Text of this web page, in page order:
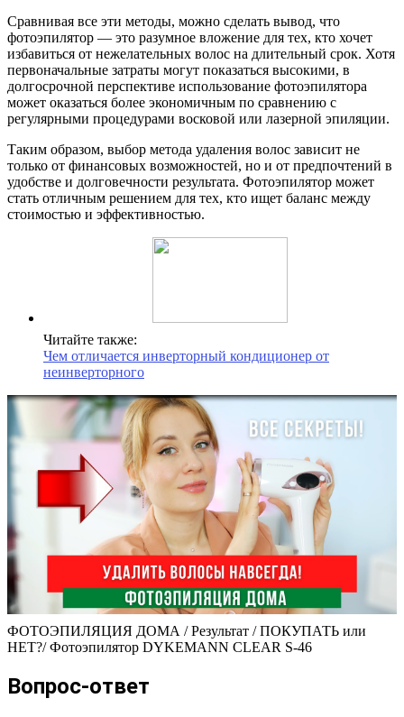
Сравнивая все эти методы, можно сделать вывод, что
фотоэпилятор — это разумное вложение для тех, кто хочет
избавиться от нежелательных волос на длительный срок. Хотя
первоначальные затраты могут показаться высокими, в
долгосрочной перспективе использование фотоэпилятора
может оказаться более экономичным по сравнению с
регулярными процедурами восковой или лазерной эпиляции.
Таким образом, выбор метода удаления волос зависит не
только от финансовых возможностей, но и от предпочтений в
удобстве и долговечности результата. Фотоэпилятор может
стать отличным решением для тех, кто ищет баланс между
стоимостью и эффективностью.
Читайте также:
Чем отличается инверторный кондиционер от
неинверторного
ФОТОЭПИЛЯЦИЯ ДОМА / Результат / ПОКУПАТЬ или
НЕТ?/ Фотоэпилятор DYKEMANN CLEAR S-46
Вопрос-ответ